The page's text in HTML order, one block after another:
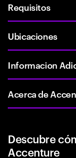
Requisitos
Ubicaciones
Informacion
Acerca de
Descubre
Accenture